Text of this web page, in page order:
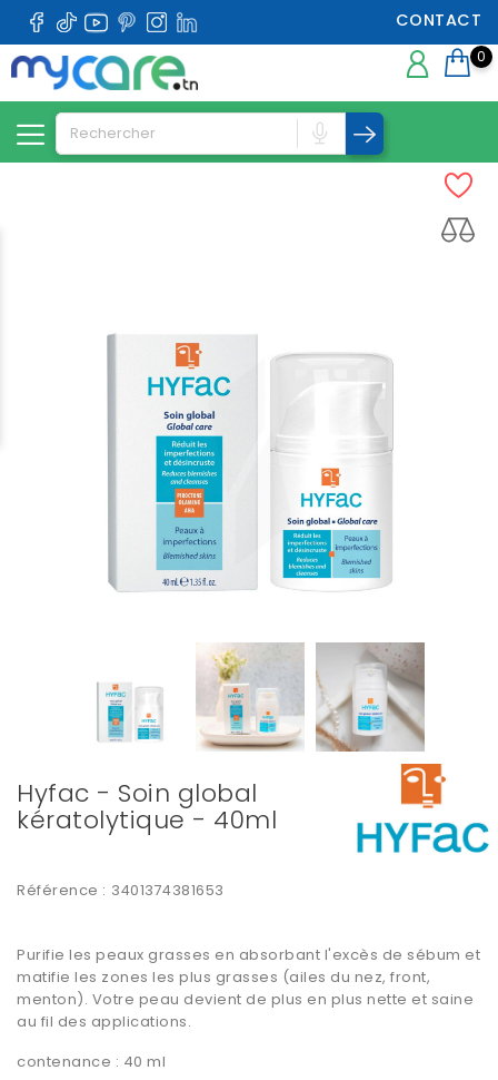
CONTACT
0
Hyfac - Soin global
kératolytique - 40ml
Référence : 3401374381653
Purifie les peaux grasses en absorbant l'excès de sébum et
matifie les zones les plus grasses (ailes du nez, front,
menton). Votre peau devient de plus en plus nette et saine
au fil des applications.
contenance : 40 ml